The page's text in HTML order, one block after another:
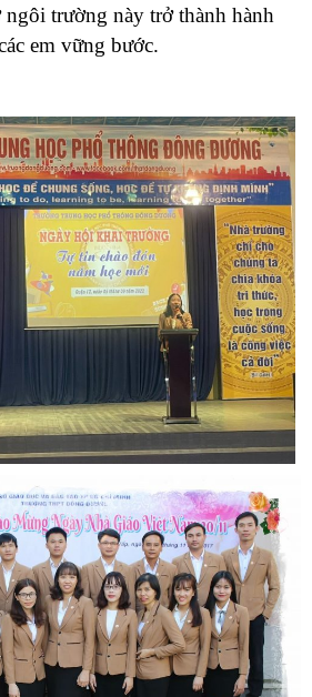
ngôi trường này trở thành hành
em vững bước.​